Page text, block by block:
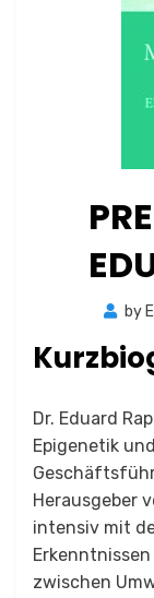
by
Dr. Eduard
Epigenetik
Herausgeber
intensiv mit
zwischen